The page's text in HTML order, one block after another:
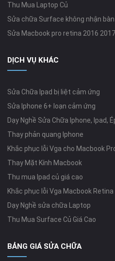
Thu Mua Laptop Củ
Sửa chữa Surface không nhận
Sửa Macbook pro retina 2016
DỊCH VỤ KHÁC
Sửa Chữa Ipad bị liệt cảm ứng
Sửa Iphone 6+ loạn cảm ứng
Dạy Nghề Sửa Chữa Iphone, Ipad,
Thay phản quang Iphone
Khắc phục lỗi Vga cho Macbook
Thay Mặt Kính Macbook
Thu mua Ipad củ giá cao
Khắc phục lỗi Vga Macbook
Dạy Nghề sửa chữa Laptop
Thu Mua Surface Củ Giá Cao
BẢNG GIÁ SỬA CHỮA